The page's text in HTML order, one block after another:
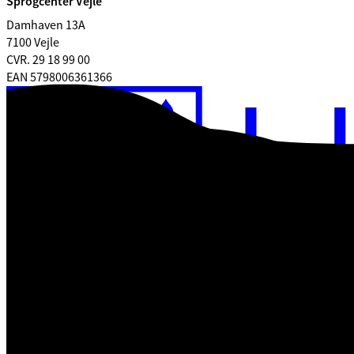
Damhaven 13A
7100 Vejle
CVR. 29 18 99 00
EAN 5798006361366